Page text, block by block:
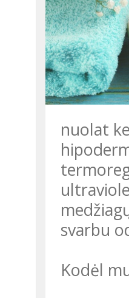
nuolat
svarbu
Kodėl